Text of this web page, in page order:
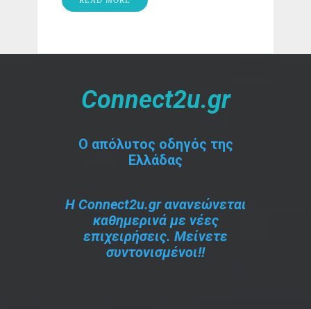
Connect2u.gr
O απόλυτος οδηγός της
Ελλάδας
Η Connect2u.gr ανανεώνεται
καθημερινά με νέες
επιχειρήσεις. Μείνετε
συντονισμένοι!!